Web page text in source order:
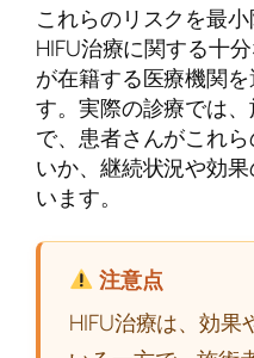
これらのリスクを最小
HIFU治療に関する十
が在籍する医療機関
す。実際の診療では
で、患者さんがこれ
いか、継続状況や効
います。
注意点
HIFU治療は、効果